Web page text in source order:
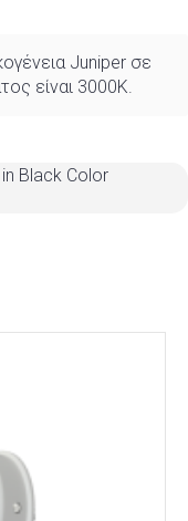
Juniper σε
είναι 3000K.
Black Color